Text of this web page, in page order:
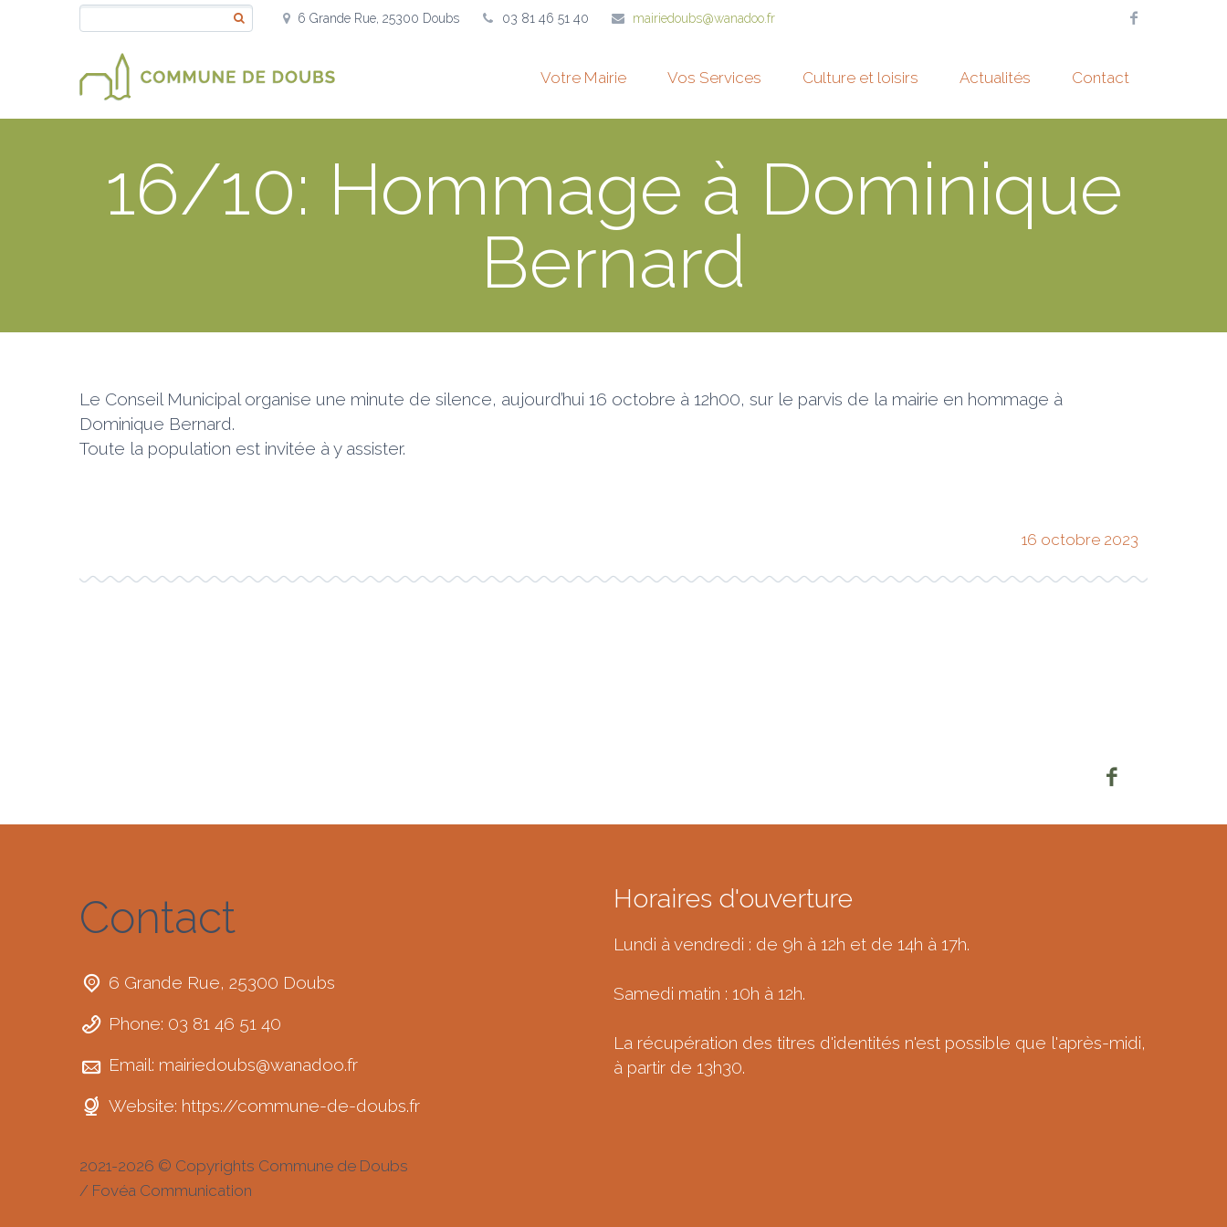
6 Grande Rue, 25300 Doubs 03 81 46 51 40 mairiedoubs@wanadoo.fr
Votre Mairie Vos Services Culture et loisirs Actualités Contact
16/10: Hommage à Dominique
Bernard
Le Conseil Municipal organise une minute de silence, aujourd’hui 16 octobre à 12h00, sur le parvis de la mairie en hommage à
Dominique Bernard.
Toute la population est invitée à y assister.
16 octobre 2023
Contact
6 Grande Rue, 25300 Doubs
Phone: 03 81 46 51 40
Email: mairiedoubs@wanadoo.fr
Website: https://commune-de-doubs.fr
Horaires d'ouverture
Lundi à vendredi : de 9h à 12h et de 14h à 17h.
Samedi matin : 10h à 12h.
La récupération des titres d'identités n'est possible que l'après-midi,
à partir de 13h30.
2021-2026 © Copyrights Commune de Doubs
/ Fovéa Communication